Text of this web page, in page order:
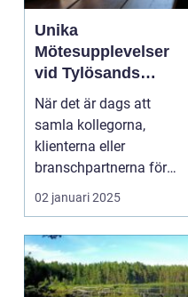
Unika
Mötesupplevelser
vid Tylösands
Stränder
När det är dags att
samla kollegorna,
klienterna eller
branschpartnerna för
en konfer...
02 januari 2025